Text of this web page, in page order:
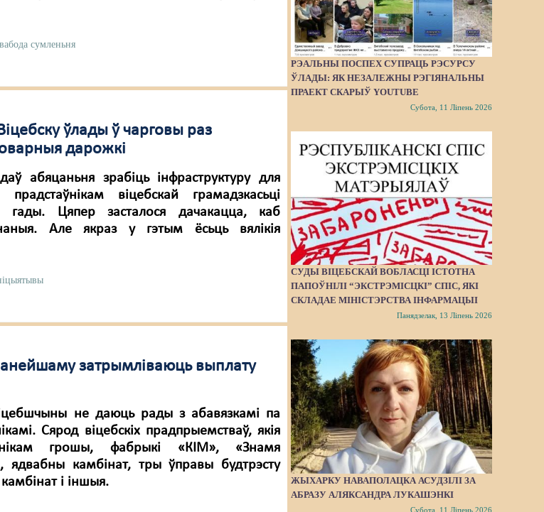
сумленьня
ўлады ў чарговы раз
дарожкі
абяцаньня зрабіць інфраструктуру для
прадстаўнікам віцебскай грамадзкасьці
гады. Цяпер засталося дачакацца, каб
Але якраз у гэтым ёсьць вялікія
затрымліваюць выплату
не даюць рады з абавязкамі па
Сярод віцебскіх прадпрыемстваў, якія
грошы, фабрыкі «КІМ», «Знамя
ядвабны камбінат, тры ўправы будтрэсту
і іншыя.
РЭАЛЬНЫ ПОСПЕХ СУПРАЦЬ РЭСУРСУ
ЎЛАДЫ: ЯК НЕЗАЛЕЖНЫ РЭГІЯНАЛЬНЫ
ПРАЕКТ СКАРЫЎ YOUTUBE
Субота, 11 Ліпень 2026
СУДЫ ВІЦЕБСКАЙ ВОБЛАСЦІ ІСТОТНА
ПАПОЎНІЛІ “ЭКСТРЭМІСЦКІ” СПІС, ЯКІ
СКЛАДАЕ МІНІСТЭРСТВА ІНФАРМАЦЫІ
Панядзелак, 13 Ліпень 2026
ЖЫХАРКУ НАВАПОЛАЦКА АСУДЗІЛІ ЗА
АБРАЗУ АЛЯКСАНДРА ЛУКАШЭНКІ
Субота, 11 Ліпень 2026